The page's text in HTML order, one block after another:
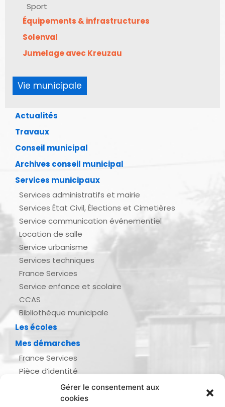
Gérer le consentement aux
cookies
Sport
Équipements & infrastructures
Solenval
Jumelage avec Kreuzau
Vie municipale
Actualités
Travaux
Conseil municipal
Archives conseil municipal
Services municipaux
Services administratifs et mairie
Services État Civil, Élections et Cimetières
Service communication événementiel
Location de salle
Service urbanisme
Services techniques
France Services
Service enfance et scolaire
CCAS
Bibliothèque municipale
Les écoles
Mes démarches
France Services
Pièce d’identité
Demande d’actes d’état civil